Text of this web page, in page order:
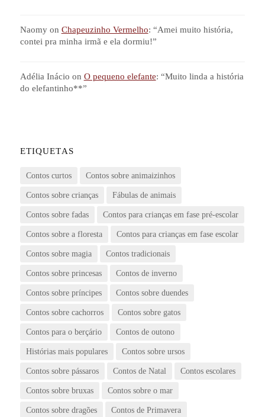
Naomyon Chapeuzinho Vermelho: “Amei muito história,
contei pra minha irmã e ela dormiu!”
Adélia Inácio on O pequeno elefante: “Muito linda a história
do elefantinho**”
ETIQUETAS
Contos curtos Contos sobre animaizinhos
Contos sobre crianças Fábulas de animais
Contos sobre fadas Contos para crianças em fase pré-escolar
Contos sobre a floresta Contos para crianças em fase escolar
Contos sobre magia Contos tradicionais
Contos sobre princesas Contos de inverno
Contos sobre príncipes Contos sobre duendes
Contos sobre cachorros Contos sobre gatos
Contos para o berçário Contos de outono
Histórias mais populares Contos sobre ursos
Contos sobre pássaros Contos de Natal Contos escolares
Contos sobre bruxas Contos sobre o mar
Contos sobre dragões Contos de Primavera